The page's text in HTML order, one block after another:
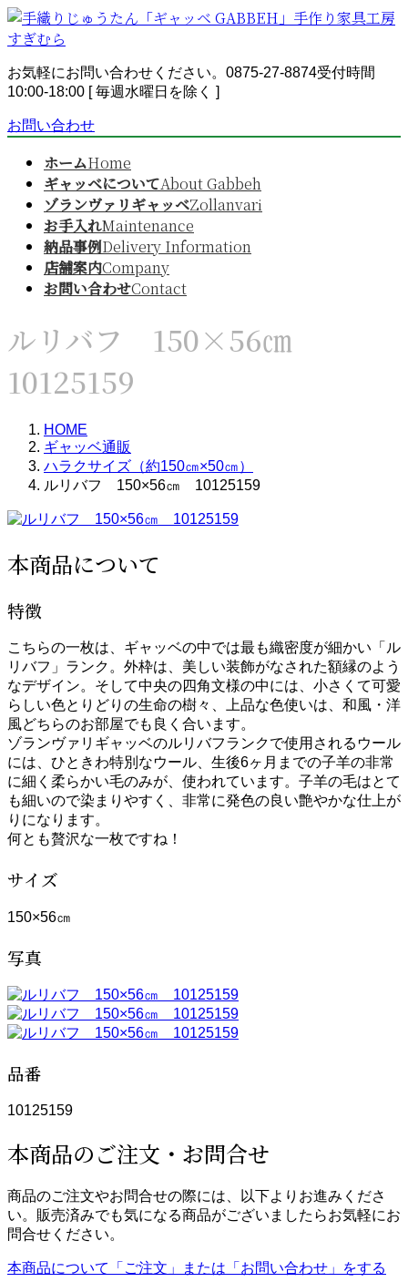
コ
ン
ン
ツ
ス
ナ
ビ
ー
シ
ン
お気軽にお問い合わせください。 0875-27-8874受付時間
10:00-18:00 [ 毎週水曜日を除く ]
お問い合わせ
ホームHome
ギャッベについてAbout Gabbeh
ゾランヴァリギャッベZollanvari
お手入れMaintenance
納品事例Delivery Information
店舗案内Company
お問い合わせContact
ルリバフ 150×56㎝
10125159
HOME
ギャッベ通販
ハラクサイズ（約150㎝×50㎝）
ルリバフ 150×56㎝ 10125159
本商品について
特徴
こちらの一枚は、ギャッベの中では最も織密度が細かい「ル
リバフ」ランク。外枠は、美しい装飾がなされた額縁のよう
なデザイン。そして中央の四角文様の中には、小さくて可愛
らしい色とりどりの生命の樹々、上品な色使いは、和風・洋
風どちらのお部屋でも良く合います。
ゾランヴァリギャッベのルリバフランクで使用されるウール
には、ひときわ特別なウール、生後6ヶ月までの子羊の非常
に細く柔らかい毛のみが、使われています。子羊の毛はとて
も細いので染まりやすく、非常に発色の良い艶やかな仕上が
りになります。
何とも贅沢な一枚ですね！
サイズ
150×56㎝
写真
品番
10125159
本商品のご注文・お問合せ
商品のご注文やお問合せの際には、以下よりお進みくださ
い。販売済みでも気になる商品がございましたらお気軽にお
問合せください。
本商品について「ご注文」または「お問い合わせ」をする